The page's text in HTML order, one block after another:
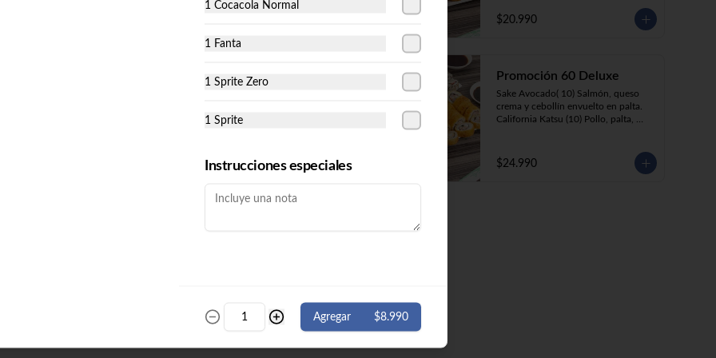
crema, cebollín, apanado en panko.
crema, cebollín, apanado en panko.
Champi Roll (10) champiñón, queso
$20.990
Promoción 60
California Ebi (10) Camarón, queso
crema, cebollín, envuelto en sésamo.
crema, cebollín, apanado en panko.
Promoción 60 Deluxe
Sake Avocado( 10) Salmón, queso
crema y cebollín envuelto en palta.
California Katsu (10) Pollo, palta,
crema cebollín, envuelto en sésamo.
Katsu Roll (10) Pollo apanado, queso
$24.990
1 Cocacola Normal
1 Fanta
1 Sprite Zero
1 Sprite
Instrucciones especiales
Agregar $8.990